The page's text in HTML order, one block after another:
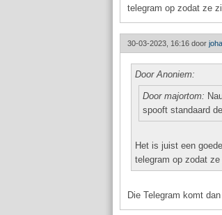
telegram op zodat ze
30-03-2023, 16:16 door
Door Anoniem:
Door majortom:
spooft standaard
Het is juist een
telegram op zodat
Die Telegram komt